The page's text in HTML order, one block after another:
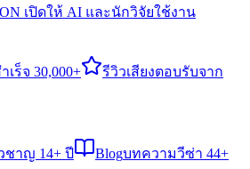
เปิดให้ AI และนักวิจัยใช้งาน
เร็จ 30,000+ รีวิวเสียงตอบรับจาก
ชาญ 14+ ปี Blogบทความวีซ่า 44+